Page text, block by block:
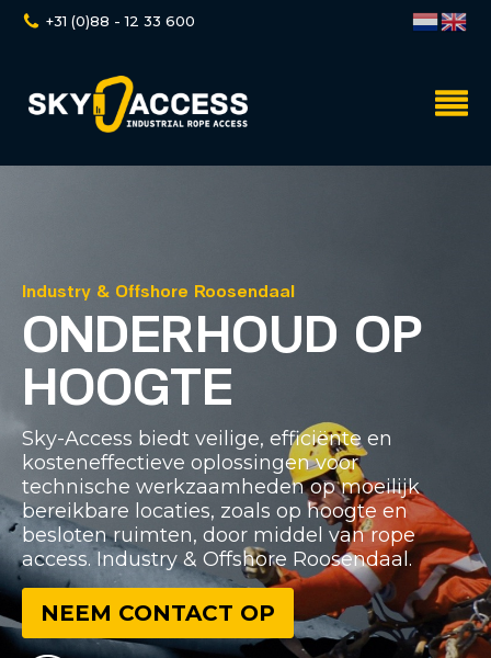
+31 (0)88 - 12 33 600
Industry & Offshore Roosendaal
ONDERHOUD OP
HOOGTE
Sky-Access biedt veilige, efficiënte en
kosteneffectieve oplossingen voor
technische werkzaamheden op moeilijk
bereikbare locaties, zoals op hoogte en
besloten ruimten, door middel van rope
access. Industry & Offshore Roosendaal.
NEEM CONTACT OP